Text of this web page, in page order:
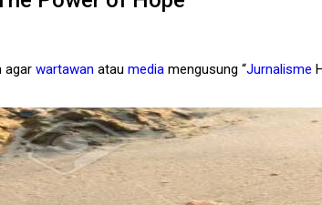
agar wartawan atau media mengusung “Jurnalisme